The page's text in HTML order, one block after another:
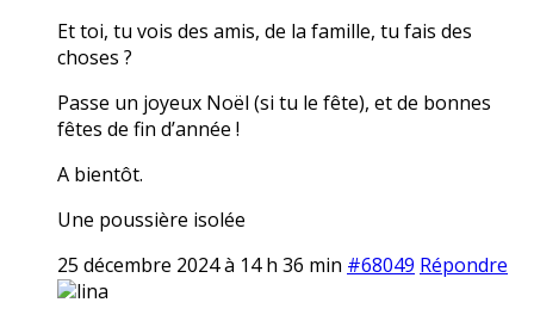
Et toi, tu vois des amis, de la famille, tu fais des
choses ?
Passe un joyeux Noël (si tu le fête), et de bonnes
fêtes de fin d’année !
A bientôt.
Une poussière isolée
25 décembre 2024 à 14 h 36 min #68049 Répondre
lina